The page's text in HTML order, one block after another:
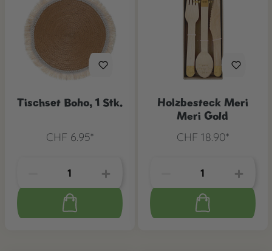
Tischset Boho, 1 Stk.
CHF 6.95*
Holzbesteck Meri
Meri Gold
CHF 18.90*